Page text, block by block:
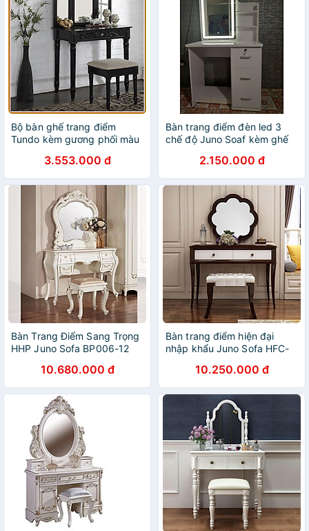
Bộ bàn ghế trang điểm
Tundo kèm gương phối màu
3.553.000 đ
Bàn trang điểm đèn led 3
chế độ Juno Soaf kèm ghế
2.150.000 đ
Bàn Trang Điểm Sang Trọng
HHP Juno Sofa BP006-12
10.680.000 đ
Bàn trang điểm hiện đại
nhập khẩu Juno Sofa HFC-
10.250.000 đ